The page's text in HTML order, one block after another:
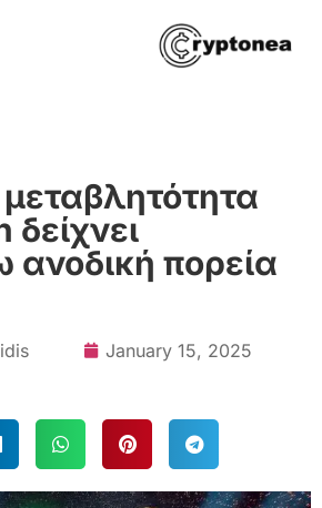
ανοδική πορεία
January 15, 2025